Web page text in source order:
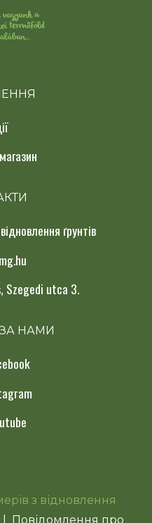
ґрунтів
Szegedi utca 3.
НАМИ
з відновлення
Повідомлення про